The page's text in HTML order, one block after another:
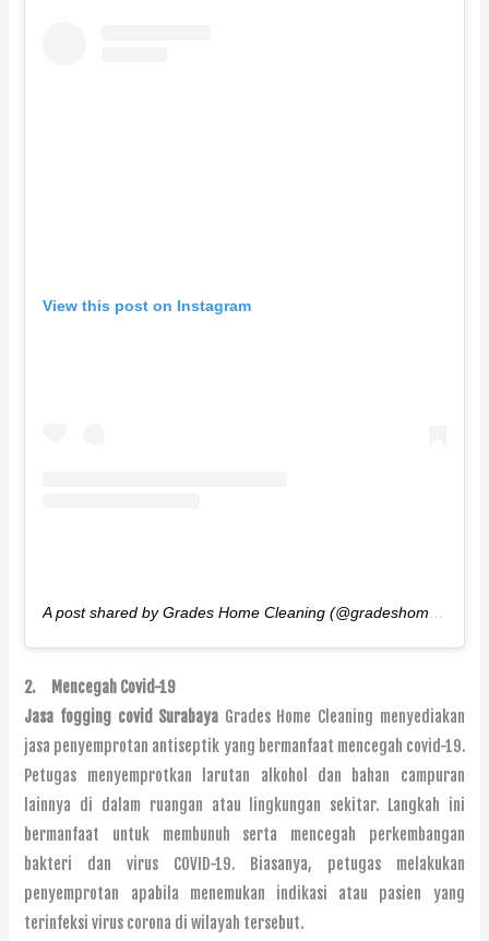
View this post on Instagram
A post shared by Grades Home Cleaning (@gradeshomecleaning)
2.
Mencegah Covid-19
Jasa fogging covid Surabaya Grades Home Cleaning menyediakan
jasa penyemprotan antiseptik yang bermanfaat mencegah covid-19.
Petugas menyemprotkan larutan alkohol dan bahan campuran
lainnya di dalam ruangan atau lingkungan sekitar. Langkah ini
bermanfaat untuk membunuh serta mencegah perkembangan
bakteri dan virus COVID-19. Biasanya, petugas melakukan
penyemprotan apabila menemukan indikasi atau pasien yang
terinfeksi virus corona di wilayah tersebut.